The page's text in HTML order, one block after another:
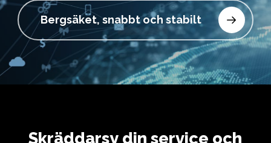
Bergsäket, snabbt och stabilt
Skräddarsy din service och